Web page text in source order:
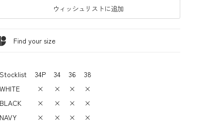
ウィッシュリストに追加
Find your size
Stocklist 34P 34 36
38
WHITE
× × ×
×
BLACK
× × ×
×
NAVY
× × × ×